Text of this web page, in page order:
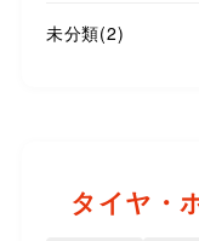
未分類(2)
タイヤ・